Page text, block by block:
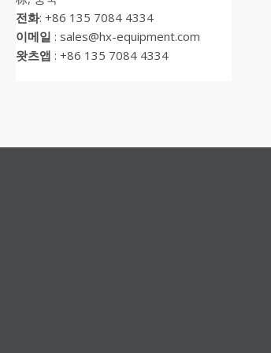
전화: +86 135 7084 4334
이메일 : sales@hx-equipment.com
왓츠앱 : +86 135 7084 4334